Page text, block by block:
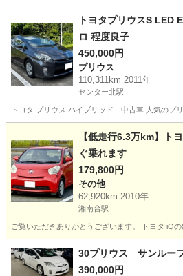
トヨタプリウスS LED
ロ 程度良子
450,000円
プリウス
110,311km 2011年
センター北駅
トヨタ プリウス ハイブリッド 中古車 人気のプ
センター北駅 プリウス
【低走行6.3万km】ト
ぐ乗れます
179,800円
その他
62,920km 2010年
湘南台駅
ご覧いただきありがとうございます。 トヨタ iQ
神奈川 藤沢市 湘南台駅 その他
30プリウス サンルー
390,000円